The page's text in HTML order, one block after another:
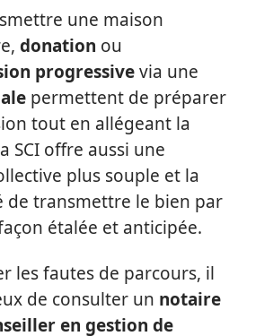
une maison
donation ou
progressivevia une
permettent de préparer
tout en allégeant la
SCI offre aussi une
plus souple et la
de transmettre le bien par
étalée et anticipée.
les fautes de parcours, il
de consulter un notaire
en gestion de